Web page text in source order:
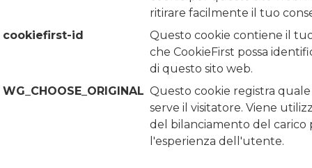
ritirare facilmente il tuo
cookiefirst-id
Questo cookie contiene il
che CookieFirst possa
di questo sito web.
WG_CHOOSE_ORIGINAL Questo cookie registra
serve il visitatore. Viene
del bilanciamento del carico
l'esperienza dell'utente.